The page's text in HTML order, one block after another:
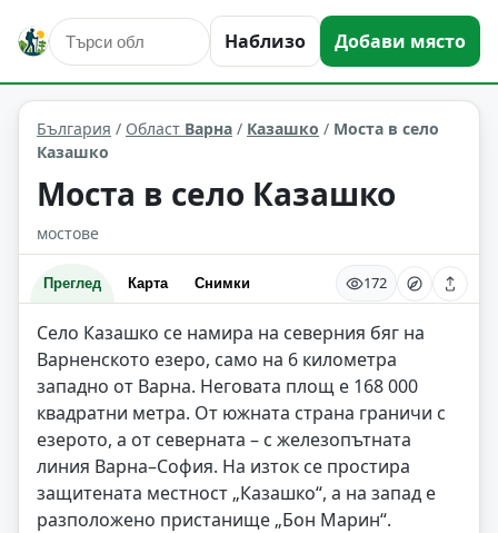
Наблизо Добави място
сгради и архитектура Казашко Област: Варна
България / Област Варна / Казашко / Моста в село
Казашко
Моста в село Казашко
мостове
Преглед Карта Снимки 172
Село Казашко се намира на северния бяг на
Варненското езеро, само на 6 километра
западно от Варна. Неговата площ е 168 000
квадратни метра. От южната страна граничи с
езерото, а от северната – с железопътната
линия Варна–София. На изток се простира
защитената местност „Казашко“, а на запад е
разположено пристанище „Бон Марин“.